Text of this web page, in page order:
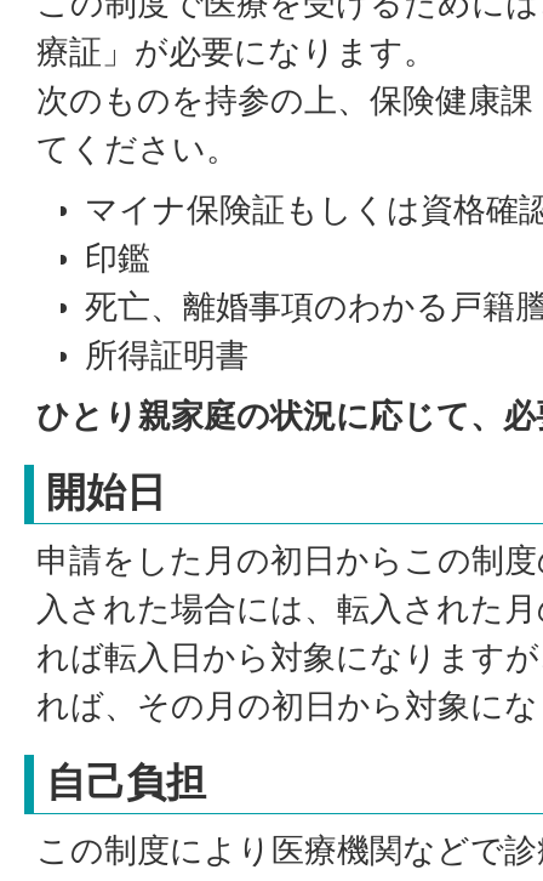
療証」が必要になります。
次のものを持参の上、保険健康
てください。
マイナ保険証もしくは資格確
印鑑
死亡、離婚事項のわかる戸籍
所得証明書
ひとり親家庭の状況に応じて、
開始日
申請をした月の初日からこの制
入された場合には、転入された
れば転入日から対象になります
れば、その月の初日から対象に
自己負担
この制度により医療機関などで